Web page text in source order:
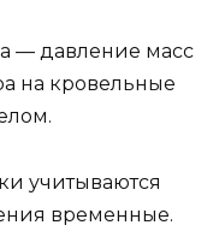
— давление масс
на кровельные
учитываются
временные.